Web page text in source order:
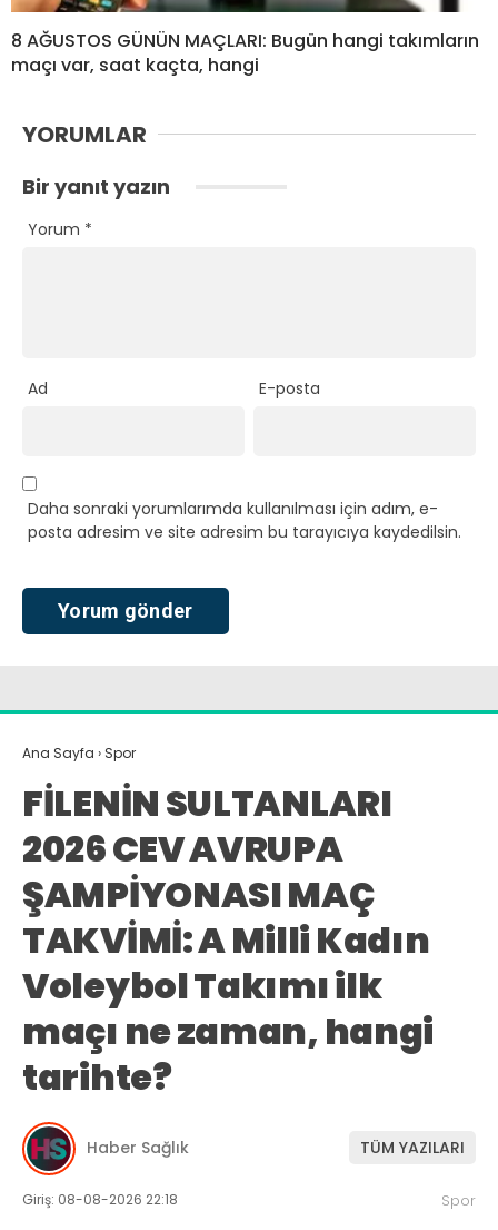
8 AĞUSTOS GÜNÜN MAÇLARI: Bugün hangi takımların
maçı var, saat kaçta, hangi
YORUMLAR
Bir yanıt yazın
Yorum *
Ad E-posta
Daha sonraki yorumlarımda kullanılması için adım, e-
posta adresim ve site adresim bu tarayıcıya kaydedilsin.
Ana Sayfa › Spor
FİLENİN SULTANLARI
2026 CEV AVRUPA
ŞAMPİYONASI MAÇ
TAKVİMİ: A Milli Kadın
Voleybol Takımı ilk
maçı ne zaman, hangi
tarihte?
Haber Sağlık TÜM YAZILARI
Giriş: 08-08-2026 22:18 Spor